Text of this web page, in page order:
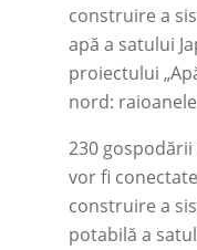
construire a
apă a satului
proiectului
nord:
230 gospodării
vor fi
construire a
potabilă a